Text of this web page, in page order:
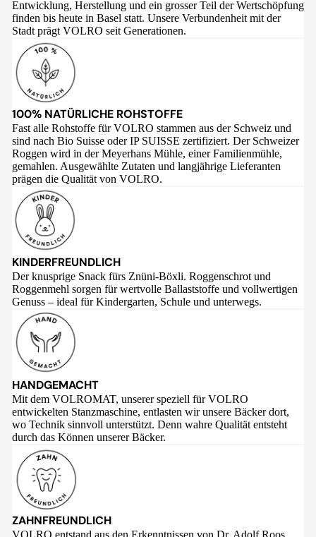
Entwicklung, Herstellung und ein grosser Teil der Wertschöpfung
finden bis heute in Basel statt. Unsere Verbundenheit mit der
Stadt prägt VOLRO seit Generationen.
100% NATÜRLICHE ROHSTOFFE
Fast alle Rohstoffe für VOLRO stammen aus der Schweiz und
sind nach Bio Suisse oder IP SUISSE zertifiziert. Der Schweizer
Roggen wird in der Meyerhans Mühle, einer Familienmühle,
gemahlen. Ausgewählte Zutaten und langjährige Lieferanten
prägen die Qualität von VOLRO.
KINDERFREUNDLICH
Der knusprige Snack fürs Znüni-Böxli. Roggenschrot und
Roggenmehl sorgen für wertvolle Ballaststoffe und vollwertigen
Genuss – ideal für Kindergarten, Schule und unterwegs.
HANDGEMACHT
Mit dem VOLROMAT, unserer speziell für VOLRO
entwickelten Stanzmaschine, entlasten wir unsere Bäcker dort,
wo Technik sinnvoll unterstützt. Denn wahre Qualität entsteht
durch das Können unserer Bäcker.
ZAHNFREUNDLICH
VOLRO entstand aus den Erkenntnissen von Dr. Adolf Roos,